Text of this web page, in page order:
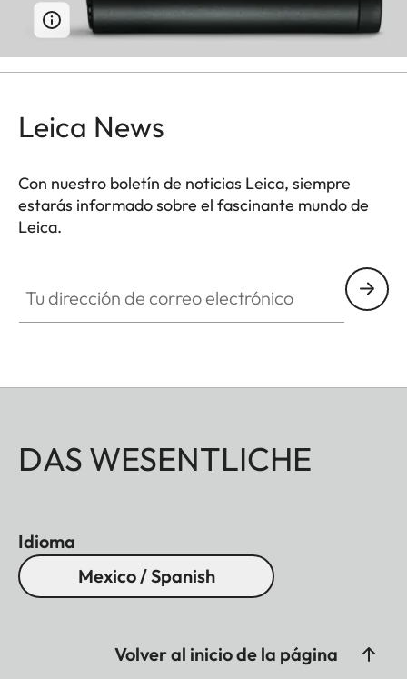
Leica News
Con nuestro boletín de noticias Leica, siempre
estarás informado sobre el fascinante mundo de
Leica.
DAS WESENTLICHE
Idioma
Mexico / Spanish
Volver al inicio de la página